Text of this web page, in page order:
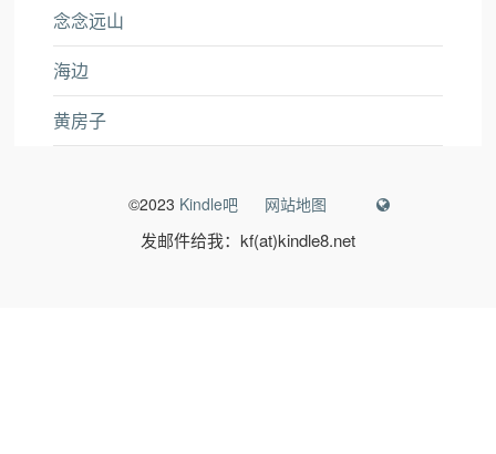
念念远山
海边
黄房子
©2023 Kindle吧 网站地图
发邮件给我：kf(at)kindle8.net